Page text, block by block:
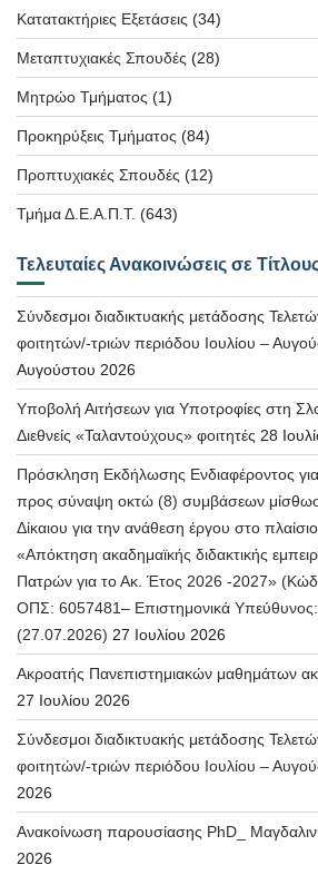
Κατατακτήριες Εξετάσεις (34)
Μεταπτυχιακές Σπουδές (28)
Μητρώο Τμήματος (1)
Προκηρύξεις Τμήματος (84)
Προπτυχιακές Σπουδές (12)
Τμήμα Δ.Ε.Α.Π.Τ. (643)
Τελευταίες Ανακοινώσεις σε
Σύνδεσμοι διαδικτυακής μετάδοσης
φοιτητών/-τριών περιόδου Ιουλίου –
Αυγούστου 2026
Υποβολή Αιτήσεων για Υποτροφίες στη
Διεθνείς «Ταλαντούχους» φοιτητές 28
Πρόσκληση Εκδήλωσης Ενδιαφέροντος
προς σύναψη οκτώ (8) συμβάσεων
Δίκαιου για την ανάθεση έργου στο
«Απόκτηση ακαδημαϊκής διδακτικής
Πατρών για το Ακ. Έτος 2026 -2027»
ΟΠΣ: 6057481– Επιστημονικά Υπεύθυνος:
(27.07.2026) 27 Ιουλίου 2026
Ακροατής Πανεπιστημιακών μαθημάτων
27 Ιουλίου 2026
Σύνδεσμοι διαδικτυακής μετάδοσης
φοιτητών/-τριών περιόδου Ιουλίου –
2026
Ανακοίνωση παρουσίασης PhD_
2026